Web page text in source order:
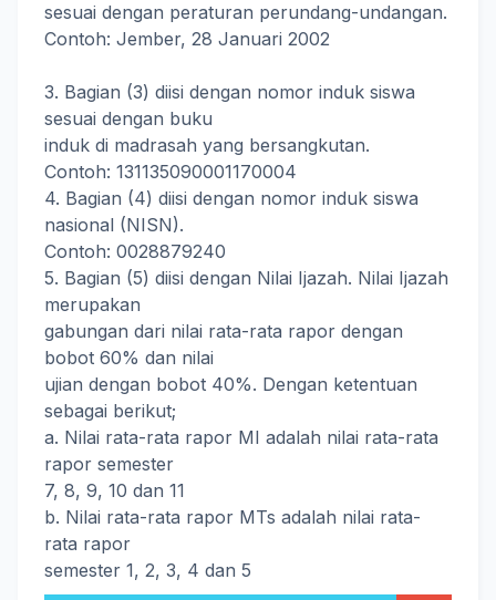
sesuai dengan peraturan perundang-undangan.
Contoh: Jember, 28 Januari 2002
3. Bagian (3) diisi dengan nomor induk siswa
sesuai dengan buku
induk di madrasah yang bersangkutan.
Contoh: 131135090001170004
4. Bagian (4) diisi dengan nomor induk siswa
nasional (NISN).
Contoh: 0028879240
5. Bagian (5) diisi dengan Nilai Ijazah. Nilai Ijazah
merupakan
gabungan dari nilai rata-rata rapor dengan
bobot 60% dan nilai
ujian dengan bobot 40%. Dengan ketentuan
sebagai berikut;
a. Nilai rata-rata rapor MI adalah nilai rata-rata
rapor semester
7, 8, 9, 10 dan 11
b. Nilai rata-rata rapor MTs adalah nilai rata-
rata rapor
semester 1, 2, 3, 4 dan 5